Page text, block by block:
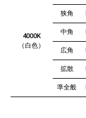
4000K
（白色）
狭角
中角
広角
拡散
準全般